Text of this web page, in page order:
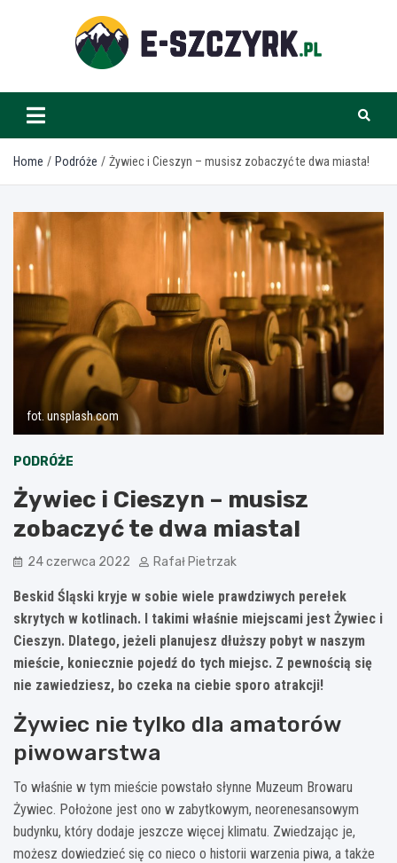
e-szczyrk.pl
Home Podróże Żywiec i Cieszyn – musisz zobaczyć te dwa miasta!
fot. unsplash.com
PODRÓŻE
Żywiec i Cieszyn – musisz
zobaczyć te dwa miasta!
24 czerwca 2022 Rafał Pietrzak
Beskid Śląski kryje w sobie wiele prawdziwych perełek
skrytych w kotlinach. I takimi właśnie miejscami jest Żywiec i
Cieszyn. Dlatego, jeżeli planujesz dłuższy pobyt w naszym
mieście, koniecznie pojedź do tych miejsc. Z pewnością się
nie zawiedziesz, bo czeka na ciebie sporo atrakcji!
Żywiec nie tylko dla amatorów
piwowarstwa
To właśnie w tym mieście powstało słynne Muzeum Browaru
Żywiec. Położone jest ono w zabytkowym, neorenesansowym
budynku, który dodaje jeszcze więcej klimatu. Zwiedzając je,
możesz dowiedzieć się co nieco o historii warzenia piwa, a także